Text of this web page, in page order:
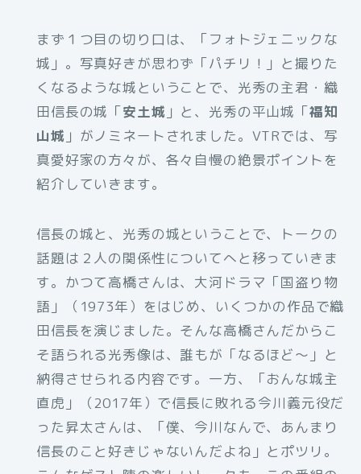
まず１つ目の切り口は、「フォトジェニックな
城」。写真好きが思わず「パチリ！」と撮りた
くなるような城ということで、光秀の主君・織
田信長の城「安土城 」と、光秀の平山城「福知
山城 」がノミネートされました。VTRでは、写
真愛好家の方々が、各々自慢の絶景ポイントを
紹介していきます。
信長の城と、光秀の城ということで、トークの
話題は２人の関係性についてへと移っていきま
す。かつて高橋さんは、大河ドラマ「国盗り物
語」（1973年）をはじめ、いくつかの作品で織
田信長を演じました。そんな高橋さんだからこ
そ語られる光秀像は、誰もが「なるほど〜」と
納得させられる内容です。一方、「おんな城主
直虎」（2017年）で信長に敗れる今川義元役だ
った昇太さんは、「僕、今川なんで、あんまり
信長のこと好きじゃないんだよね」とポツリ。